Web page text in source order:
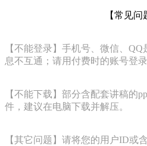
【常见问
【不能登录】手机号、微信、
息不互通；请用付费时的账号登录
【不能下载】部分含配套讲稿的
件，建议在电脑下载并解压。
【其它问题】请将您的用户ID或